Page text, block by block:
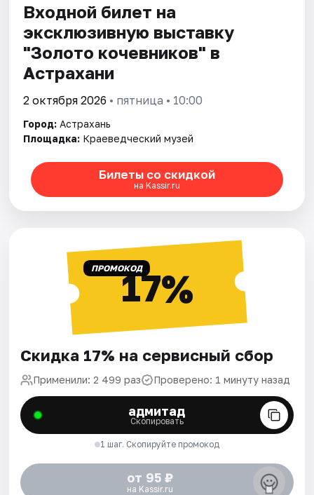
Входной билет на
эксклюзивную выставку
"Золото кочевников" в
Астрахани
2 октября 2026 • пятница • 10:00
Город: Астрахань
Площадка: Краеведческий музей
Билеты со скидкой
на Kassir.ru
ПРОМОКОД17%
Скидка 17% на сервисный сбор
Применили: 2 499 раз Проверено: 1 минуту назад
адмитад
Скопировать
1 шаг. Скопируйте промокод
от 95 ₽
на Kassir.ru